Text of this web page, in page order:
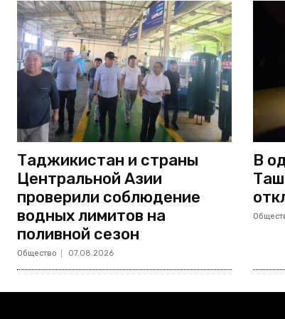
Таджикистан и страны
Центральной Азии
проверили соблюдение
водных лимитов на
поливной сезон
Общество 07.08.2026
В